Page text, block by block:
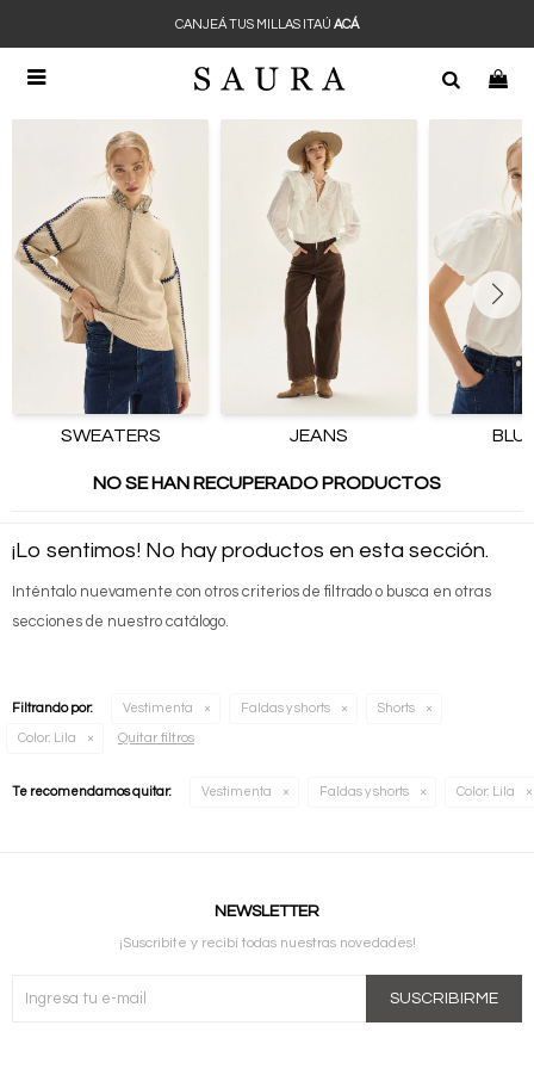

CANJEÁ TUS MILLAS ITAÚ ACÁ
SWEATERS JEANS
NO SE HAN RECUPERADO PRODUCTOS
¡Lo sentimos! No hay productos en esta sección.
Inténtalo nuevamente con otros criterios de filtrado o busca en otras
secciones de nuestro catálogo.
Filtrando por: Vestimenta Faldas y shorts Shorts
Color: Lila Quitar filtros
Te recomendamos quitar: Vestimenta Faldas y shorts Color: Lila
NEWSLETTER
¡Suscribite y recibí todas nuestras novedades!
SUSCRIBIRME